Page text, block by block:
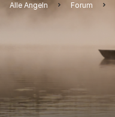
Alle Angeln Forum